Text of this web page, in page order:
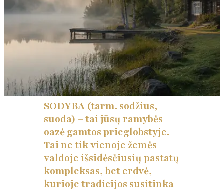
SODYBA (tarm. sodžius,
suoda) – tai jūsų ramybės
oazė gamtos prieglobstyje.
Tai ne tik vienoje žemės
valdoje išsidėsčiusių pastatų
kompleksas, bet erdvė,
kurioje tradicijos susitinka